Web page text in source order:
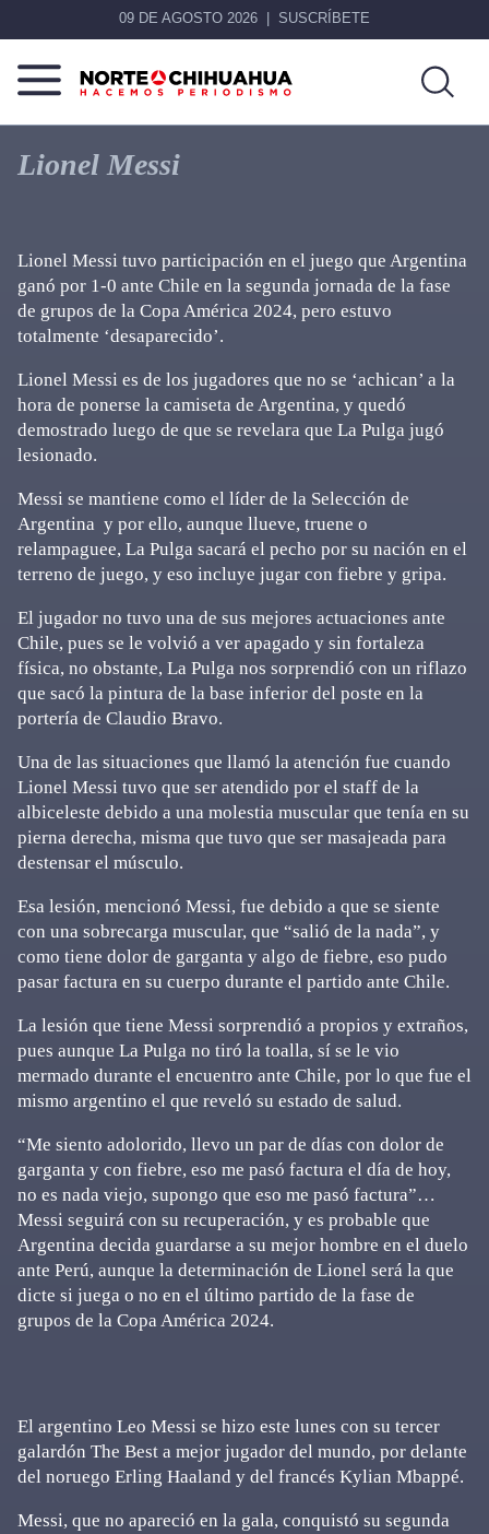
09 DE AGOSTO 2026 SUSCRÍBETE
Norte
De
Chihuahua
Más
que
noticias,
Lionel Messi
Lionel Messi tuvo participación en el juego que Argentina
ganó por 1-0 ante Chile en la segunda jornada de la fase
de grupos de la Copa América 2024, pero estuvo
totalmente ‘desaparecido’.
Lionel Messi es de los jugadores que no se ‘achican’ a la
hora de ponerse la camiseta de Argentina, y quedó
demostrado luego de que se revelara que La Pulga jugó
lesionado.
Messi se mantiene como el líder de la Selección de
Argentina y por ello, aunque llueve, truene o
relampaguee, La Pulga sacará el pecho por su nación en el
terreno de juego, y eso incluye jugar con fiebre y gripa.
El jugador no tuvo una de sus mejores actuaciones ante
Chile, pues se le volvió a ver apagado y sin fortaleza
física, no obstante, La Pulga nos sorprendió con un riflazo
que sacó la pintura de la base inferior del poste en la
portería de Claudio Bravo.
Una de las situaciones que llamó la atención fue cuando
Lionel Messi tuvo que ser atendido por el staff de la
albiceleste debido a una molestia muscular que tenía en su
pierna derecha, misma que tuvo que ser masajeada para
destensar el músculo.
Esa lesión, mencionó Messi, fue debido a que se siente
con una sobrecarga muscular, que “salió de la nada”, y
como tiene dolor de garganta y algo de fiebre, eso pudo
pasar factura en su cuerpo durante el partido ante Chile.
La lesión que tiene Messi sorprendió a propios y extraños,
pues aunque La Pulga no tiró la toalla, sí se le vio
mermado durante el encuentro ante Chile, por lo que fue el
mismo argentino el que reveló su estado de salud.
“Me siento adolorido, llevo un par de días con dolor de
garganta y con fiebre, eso me pasó factura el día de hoy,
no es nada viejo, supongo que eso me pasó factura”…
Messi seguirá con su recuperación, y es probable que
Argentina decida guardarse a su mejor hombre en el duelo
ante Perú, aunque la determinación de Lionel será la que
dicte si juega o no en el último partido de la fase de
grupos de la Copa América 2024.
El argentino Leo Messi se hizo este lunes con su tercer
galardón The Best a mejor jugador del mundo, por delante
del noruego Erling Haaland y del francés Kylian Mbappé.
Messi, que no apareció en la gala, conquistó su segunda